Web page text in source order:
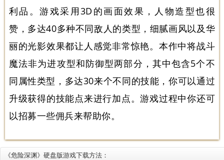
利品。游戏采用3D的画面效果，人物造型也很
赞，多达40多种不同敌人的类型，细腻画风以及华
丽的光影效果都让人感觉非常惊艳。本作中将战斗
魔法非为进攻型和防御型两部分，其中包含5个不
同属性类型，多达30来个不同的技能，你可以通过
升级获得的技能点来进行加点。游戏过程中你还可
以招募一些佣兵来帮助你。
《危险深渊》硬盘版游戏下载方法：